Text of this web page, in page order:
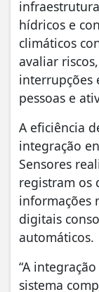
hídricos e
climáticos
avaliar
interrupções
pessoas e
A eficiência
integração
Sensores
registram os
informações
digitais
automáticos.
“A
sistema